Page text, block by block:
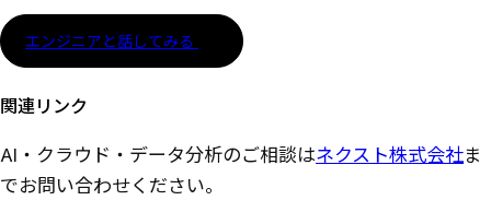
エンジニアと話してみる
関連リンク
AI・クラウド・データ分析のご相談はネクスト株式会社ま
でお問い合わせください。